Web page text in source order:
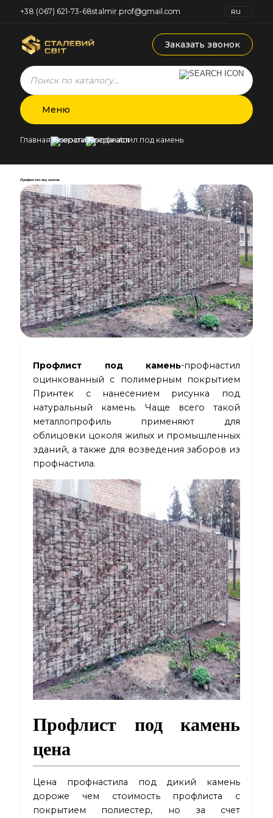
+38 (067) 621-73-68stalmir.prof@gmail.com
RU
Заказать звонок
Products
search
Меню
Главная Новости Профнастил под камень
Профнастил под камень
Профлист под камень-профнастил
оцинкованный с полимерным покрытием
Принтек с нанесением рисунка под
натуральный камень. Чаще всего такой
металлопрофиль применяют для
облицовки цоколя жилых и промышленных
зданий, а также для возведения заборов из
профнастила.
Профлист под камень
цена
Цена профнастила под дикий камень
дороже чем стоимость профлиста с
покрытием полиестер, но за счет